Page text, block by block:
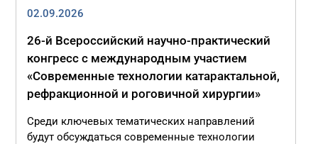
02.09.2026
26-й Всероссийский научно-практический
конгресс с международным участием
«Современные технологии катарактальной,
рефракционной и роговичной хирургии»
Среди ключевых тематических направлений
будут обсуждаться современные технологии